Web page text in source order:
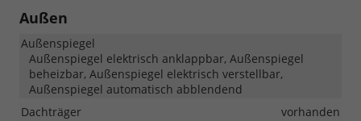
Außen
Außenspiegel
Außenspiegel elektrisch anklappbar, Außenspiegel
beheizbar, Außenspiegel elektrisch verstellbar,
Außenspiegel automatisch abblendend
Dachträger
vorhanden